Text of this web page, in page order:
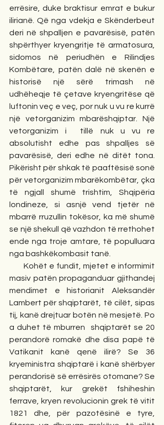
errësire, duke braktisur emrat e bukur
ilirianë. Që nga vdekja e Skënderbeut
deri në shpalljen e pavarësisë, patën
shpërthyer kryengritje të armatosura,
sidomos në periudhën e Rilindjes
Kombëtare, patën dalë në skenën e
historisë një sërë trimash në
udhëheqje të çetave kryengritëse që
luftonin veç e veç, por nuk u vu re kurrë
një vetorganizim mbarëshqiptar. Një
vetorganizim i  tillë nuk u vu re
absolutisht edhe pas shpalljes së
pavarësisë, deri edhe në ditët tona.
Pikërisht për shkak të paaftësisë sonë
për vetorganizim mbarëkombëtar, çka
të ngjall shumë trishtim, Shqipëria
londineze, si asnjë vend tjetër në
mbarrë rruzullin tokësor, ka më shumë
se një shekull që vazhdon të rrethohet
ende nga troje amtare, të populluara
nga bashkëkombasit tanë.
masiv patën propaganduar gjithandej
mendimet e historianit Aleksandër
Lambert për shqiptarët, të cilët, sipas
tij, kanë drejtuar botën në mesjetë. Po
a duhet të mburren  shqiptarët se 20
perandorë romakë dhe disa papë të
Vatikanit kanë qenë ilirë? Se 36
kryeministra shqiptarë i kanë shërbyer
perandorisë së errësirës otomane? Se
shqiptarët, kur grekët fshiheshin
ferrave, kryen revolucionin grek të vitit
1821 dhe, për pazotësinë e tyre,